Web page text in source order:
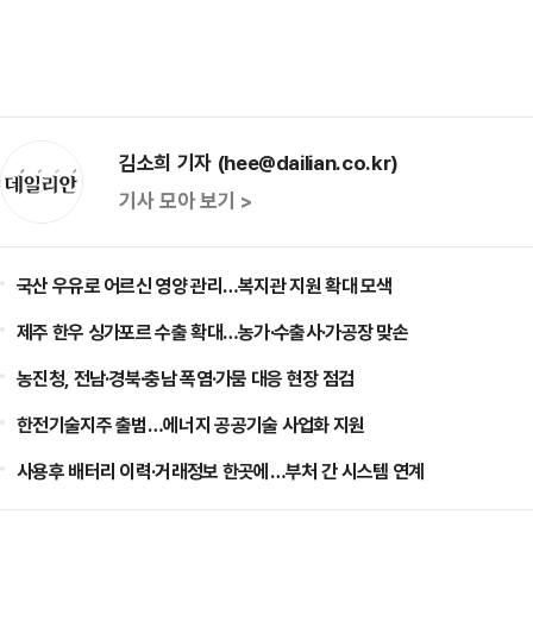
김소희 기자 (hee@dailian.co.kr)
기사 모아 보기 >
국산 우유로 어르신 영양 관리…복지관 지원 확대 모색
제주 한우 싱가포르 수출 확대…농가·수출사·가공장 맞손
농진청, 전남·경북·충남 폭염·가뭄 대응 현장 점검
한전기술지주 출범…에너지 공공기술 사업화 지원
사용후 배터리 이력·거래정보 한곳에…부처 간 시스템 연계